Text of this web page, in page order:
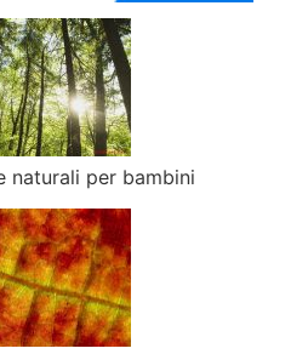
naturali per bambini